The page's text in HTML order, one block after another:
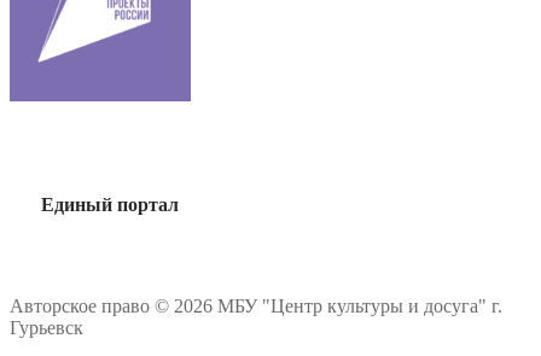
Единый портал
Авторское право © 2026 МБУ "Центр культуры и досуга" г.
Гурьевск